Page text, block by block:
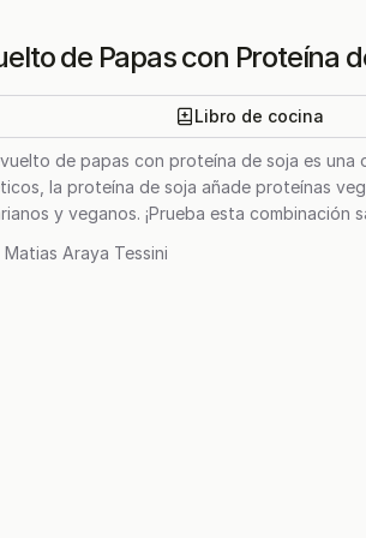
de Papas con Proteína
Libro de cocina
de papas con proteína de soja es
la proteína de soja añade proteínas
y veganos. ¡Prueba esta combinación
Matias Araya Tessini